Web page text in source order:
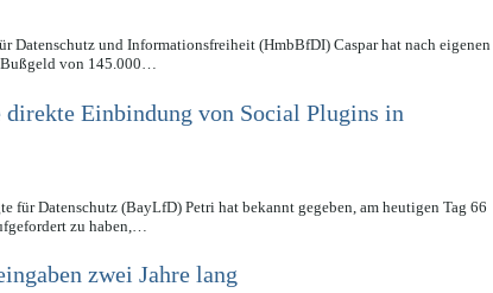
Datenschutz und Informationsfreiheit (HmbBfDI) Caspar hat nach eigenen
Bußgeld von 145.000…
Einbindung von Social Plugins in
für Datenschutz (BayLfD) Petri hat bekannt gegeben, am heutigen Tag 66
zu haben,…
zwei Jahre lang